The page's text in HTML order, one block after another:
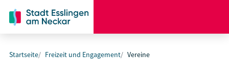
Startseite Freizeit und Engagement Vereine